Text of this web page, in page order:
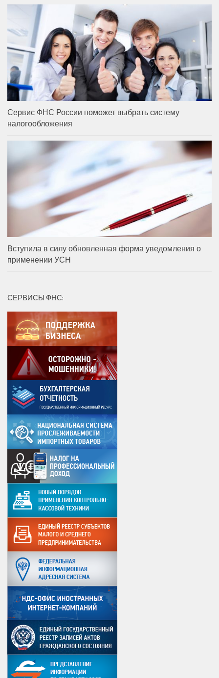
Сервис ФНС России поможет выбрать систему
налогообложения
Вступила в силу обновленная форма уведомления о
применении УСН
СЕРВИСЫ ФНС: